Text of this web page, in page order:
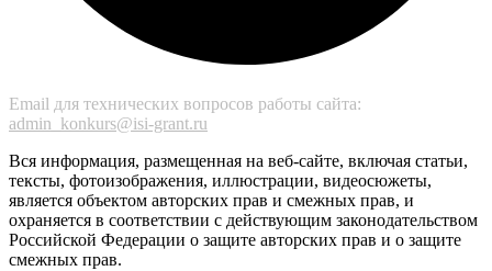
Email для технических вопросов работы сайта:
admin_konkurs@isi-grant.ru
Вся информация, размещенная на веб-сайте, включая статьи,
тексты, фотоизображения, иллюстрации, видеосюжеты,
является объектом авторских прав и смежных прав, и
охраняется в соответствии с действующим законодательством
Российской Федерации о защите авторских прав и о защите
смежных прав.